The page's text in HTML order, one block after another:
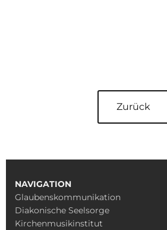
Zurück
NAVIGATION
Glaubenskommunikation
Diakonische Seelsorge
Kirchenmusikinstitut